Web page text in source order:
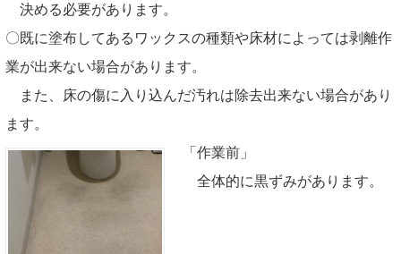
決める必要があります。
〇既に塗布してあるワックスの種類や床材によっては剥離作
業が出来ない場合があります。
また、床の傷に入り込んだ汚れは除去出来ない場合があり
ます。
「作業前」
全体的に黒ずみがあります。